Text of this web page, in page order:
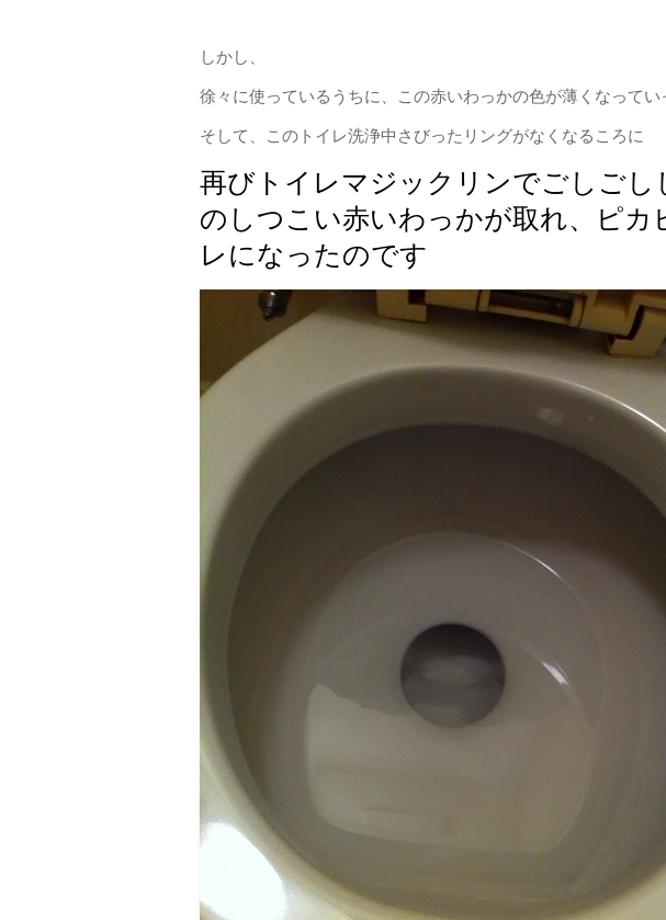
しかし、
徐々に使っているうちに、この赤いわっかの色が薄くなって
そして、このトイレ洗浄中さびったリングがなくなるころに
再びトイレマジックリンでごしごし
のしつこい赤いわっかが取れ、ピカ
レになったのです